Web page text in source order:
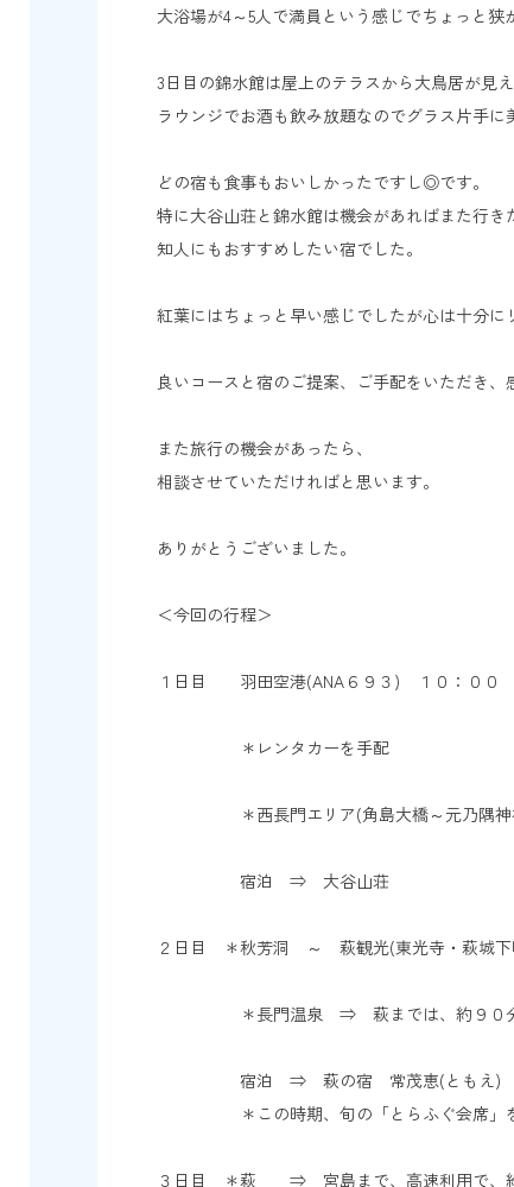
大浴場が4～5人で満員という感じでちょっと狭
3日目の錦水館は屋上のテラスから大鳥居が見え
ラウンジでお酒も飲み放題なのでグラス片手に
どの宿も食事もおいしかったですし◎です。
特に大谷山荘と錦水館は機会があればまた行き
知人にもおすすめしたい宿でした。
紅葉にはちょっと早い感じでしたが心は十分に
良いコースと宿のご提案、ご手配をいただき、
また旅行の機会があったら、
相談させていただければと思います。
ありがとうございました。
＜今回の行程＞
１日目 羽田空港(ANA６９３) １０：０
＊レンタカーを手配
＊西長門エリア(角島大橋～元乃隅神社
宿泊 ⇒ 大谷山荘
２日目 ＊秋芳洞 ～ 萩観光(東光寺・萩城下
＊長門温泉 ⇒ 萩までは、約９０分
宿泊 ⇒ 萩の宿 常茂恵(ともえ)
＊この時期、旬の「とらふぐ会席」をお
３日目 ＊萩 ⇒ 宮島まで、高速利用で、約